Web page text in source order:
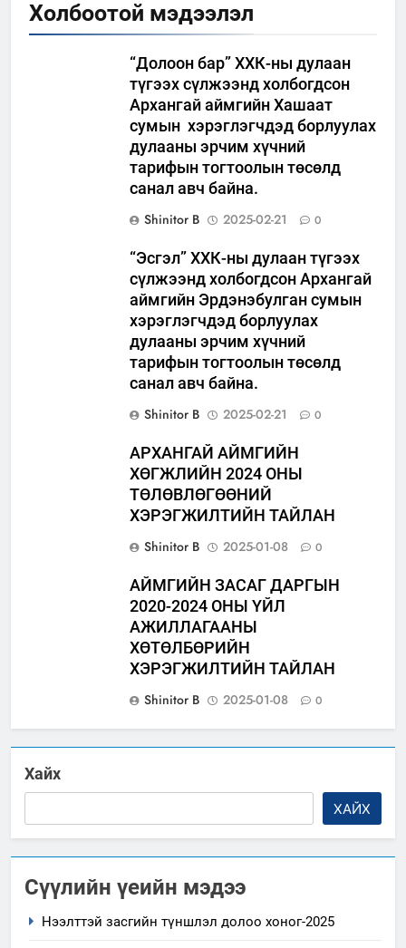
Холбоотой мэдээлэл
“Долоон бар” ХХК-ны дулаан
түгээх сүлжээнд холбогдсон
Архангай аймгийн Хашаат
сумын хэрэглэгчдэд борлуулах
дулааны эрчим хүчний
тарифын тогтоолын төсөлд
санал авч байна.
Shinitor B
2025-02-21 0
“Эсгэл” ХХК-ны дулаан түгээх
сүлжээнд холбогдсон Архангай
аймгийн Эрдэнэбулган сумын
хэрэглэгчдэд борлуулах
дулааны эрчим хүчний
тарифын тогтоолын төсөлд
санал авч байна.
Shinitor B
2025-02-21 0
АРХАНГАЙ АЙМГИЙН
ХӨГЖЛИЙН 2024 ОНЫ
ТӨЛӨВЛӨГӨӨНИЙ
ХЭРЭГЖИЛТИЙН ТАЙЛАН
Shinitor B
2025-01-08 0
АЙМГИЙН ЗАСАГ ДАРГЫН
2020-2024 ОНЫ ҮЙЛ
АЖИЛЛАГААНЫ
ХӨТӨЛБӨРИЙН
ХЭРЭГЖИЛТИЙН ТАЙЛАН
Shinitor B
2025-01-08 0
Хайх
ХАЙХ
Сүүлийн үеийн мэдээ
Нээлттэй засгийн түншлэл долоо хоног-2025